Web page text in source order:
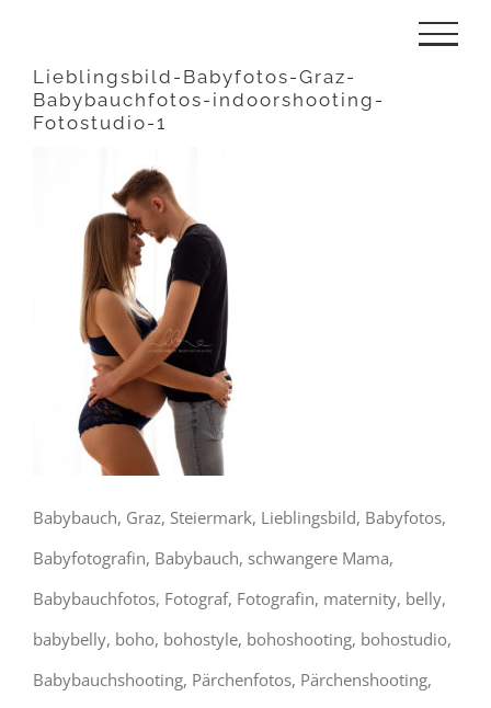
springen
Lieblingsbild-Babyfotos-Graz-
Babybauchfotos-indoorshooting-
Fotostudio-1
Babybauch, Graz, Steiermark, Lieblingsbild, Babyfotos,
Babyfotografin, Babybauch, schwangere Mama,
Babybauchfotos, Fotograf, Fotografin, maternity, belly,
babybelly, boho, bohostyle, bohoshooting, bohostudio,
Babybauchshooting, Pärchenfotos, Pärchenshooting,